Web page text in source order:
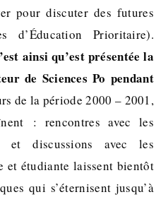
pour discuter des futures
d’Éducation Prioritaire).
ainsi qu’est présentée la
de Sciences Po pendant
de la période 2000 – 2001,
: rencontres avec les
et discussions avec les
et étudiante laissent bientôt
qui s’éternisent jusqu’à